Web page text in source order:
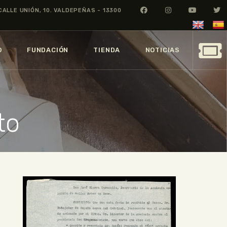
UNIÓN, 10. VALDEPEÑAS - 13300
FUNDACIÓN TIENDA NOTICIAS